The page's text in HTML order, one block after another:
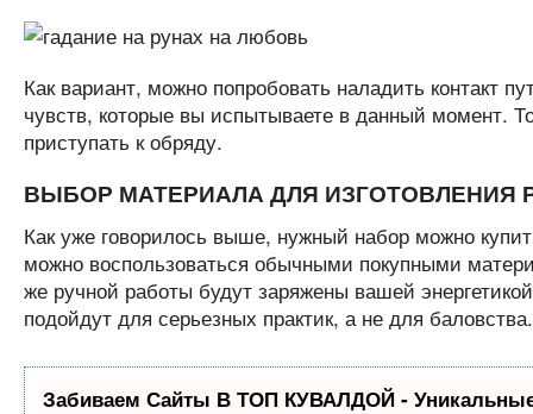
Как вариант, можно попробовать наладить контакт
чувств, которые вы испытываете в данный момент.
приступать к обряду.
ВЫБОР МАТЕРИАЛА ДЛЯ ИЗГОТОВЛЕНИЯ
Как уже говорилось выше, нужный набор можно
можно воспользоваться обычными покупными
же ручной работы будут заряжены вашей
подойдут для серьезных практик, а не для баловства.
Забиваем Сайты В ТОП КУВАЛДОЙ - Уникальные